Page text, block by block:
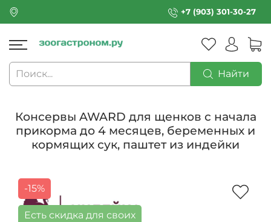
+7 (903) 301-30-27
Найти
Консервы AWARD для щенков с начала
прикорма до 4 месяцев, беременных и
кормящих сук, паштет из индейки
-15%
Есть скидка для своих